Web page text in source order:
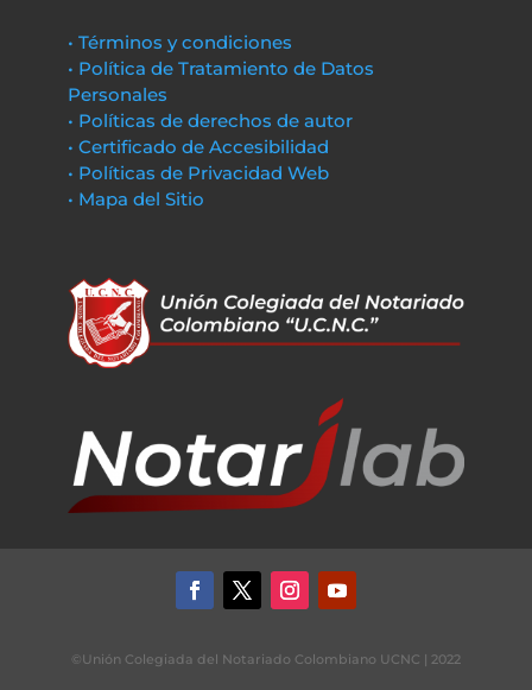
• Términos y condiciones
• Política de Tratamiento de Datos
Personales
• Políticas de derechos de autor
• Certificado de Accesibilidad
• Políticas de Privacidad Web
• Mapa del Sitio
©Unión Colegiada del Notariado Colombiano UCNC | 2022